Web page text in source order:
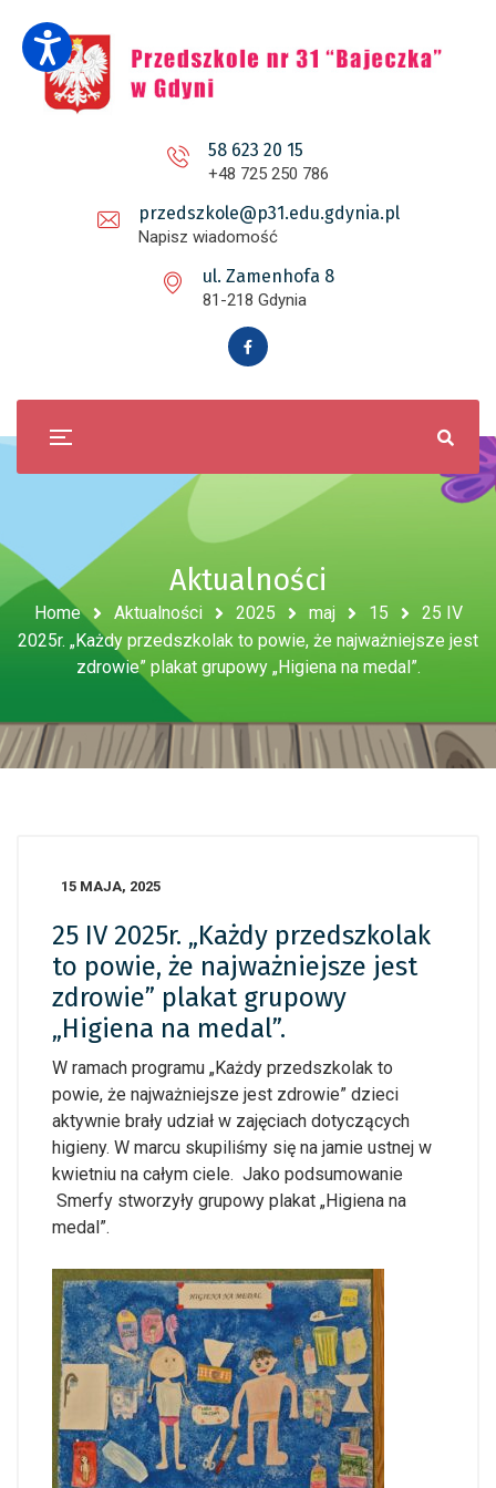
58 623 20 15
+48 725 250 786
przedszkole@p31.edu.gdynia.pl
Napisz wiadomość
ul. Zamenhofa 8
81-218 Gdynia
Aktualności
Home Aktualności 2025 maj 15
25 IV
2025r. „Każdy przedszkolak to powie, że najważniejsze jest
zdrowie” plakat grupowy „Higiena na medal”.
15 MAJA, 2025
25 IV 2025r. „Każdy przedszkolak
to powie, że najważniejsze jest
zdrowie” plakat grupowy
„Higiena na medal”.
W ramach programu „Każdy przedszkolak to
powie, że najważniejsze jest zdrowie” dzieci
aktywnie brały udział w zajęciach dotyczących
higieny. W marcu skupiliśmy się na jamie ustnej w
kwietniu na całym ciele. Jako podsumowanie
Smerfy stworzyły grupowy plakat „Higiena na
medal”.